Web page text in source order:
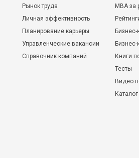
Рынок труда
Личная эффективность
Планирование карьеры
Управленческие вакансии
Справочник компаний
MBA
Бизнес-
Книги
Тесты
Видео